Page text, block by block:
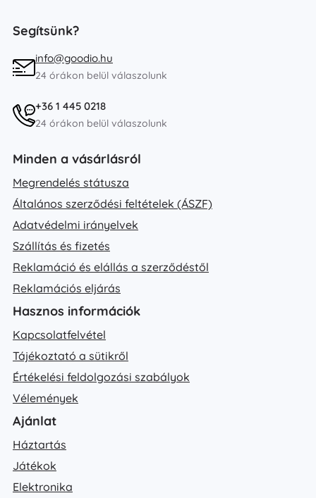
Segítsünk?
info@goodio.hu
24 órákon belül válaszolunk
+36 1 445 0218
24 órákon belül válaszolunk
Minden a vásárlásról
Megrendelés státusza
Általános szerződési feltételek (ÁSZF)
Adatvédelmi irányelvek
Szállítás és fizetés
Reklamáció és elállás a szerződéstől
Reklamációs eljárás
Hasznos információk
Kapcsolatfelvétel
Tájékoztató a sütikről
Értékelési feldolgozási szabályok
Vélemények
Ajánlat
Háztartás
Játékok
Elektronika